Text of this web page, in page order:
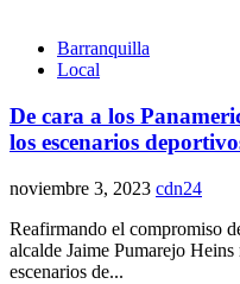
Barranquilla
Local
De cara a los
los escenarios
noviembre 3, 2023 cdn24
Reafirmando el compromiso
alcalde Jaime Pumarejo
escenarios de...